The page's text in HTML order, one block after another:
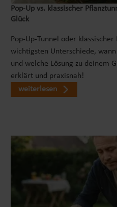
Pop‑Up vs. klassischer
Glück
Pop-Up-Tunnel oder
wichtigsten Unterschiede,
und welche Lösung zu deinem
erklärt und praxisnah!
weiterlesen